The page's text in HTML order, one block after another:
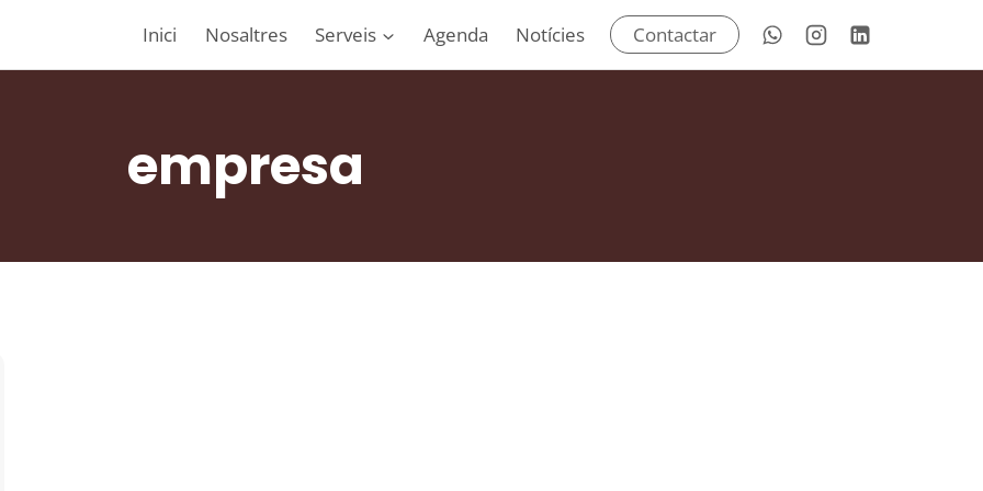
Inici Nosaltres Serveis Agenda Notícies Contactar
empresa